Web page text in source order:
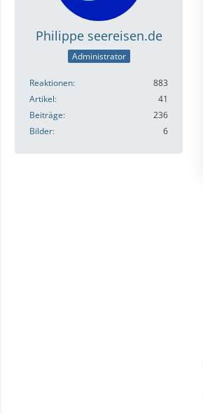
Philippe seereisen.de
Administrator
Reaktionen
883
Artikel
41
Beiträge
236
Bilder
6